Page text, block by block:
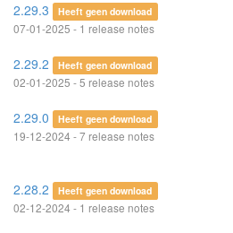
2.29.3 Heeft geen download
07-01-2025 - 1 release notes
2.29.2 Heeft geen download
02-01-2025 - 5 release notes
2.29.0 Heeft geen download
19-12-2024 - 7 release notes
2.28.2 Heeft geen download
02-12-2024 - 1 release notes